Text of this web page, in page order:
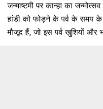
जन्माष्टमी पर कान्हा का
हांडी को फोड़ने के पर्व के समय के
मौजूद हैं, जो इस पर्व खुशियों और